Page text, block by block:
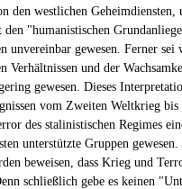
den westlichen
"humanistischen
unvereinbar gewesen. Ferner sei
Verhältnissen und der
gewesen. Dieses
vom Zweiten Weltkrieg
des stalinistischen Regimes
unterstützte Gruppen
beweisen, dass Krieg und
schließlich gebe es keinen